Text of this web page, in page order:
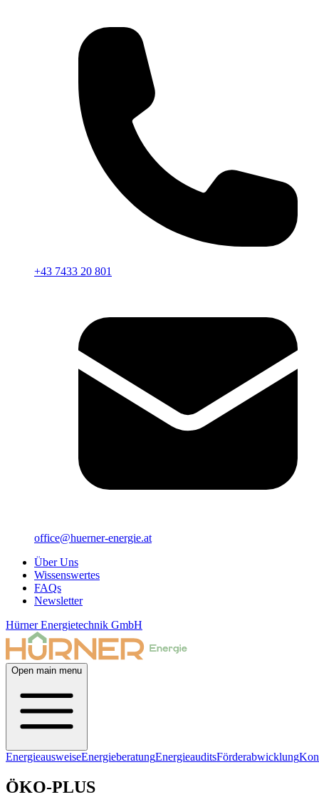
+43 7433 20 801
office@huerner-energie.at
Über Uns
Wissenswertes
FAQs
Newsletter
Hürner Energietechnik GmbH
Open main menu
EnergieausweiseEnergieberatungEnergieauditsFörderabwicklung
ÖKO-PLUS